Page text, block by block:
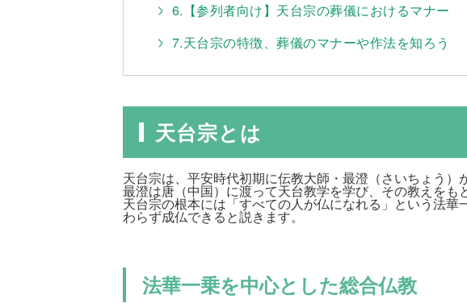
6.【参列者向け】天台宗の葬儀におけるマナー
7.天台宗の特徴、葬儀のマナーや作法を知ろう
天台宗とは
天台宗は、平安時代初期に伝教大師・最澄（さいちょう）
最澄は唐（中国）に渡って天台教学を学び、その教えをも
天台宗の根本には「すべての人が仏になれる」という法
わらず成仏できると説きます。
法華一乗を中心とした総合仏教